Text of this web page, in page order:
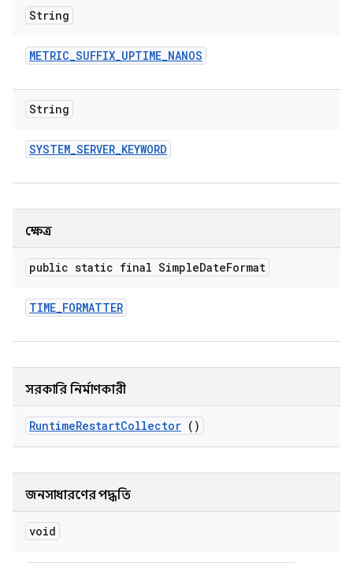
String
METRIC_SUFFIX_UPTIME_NANOS
String
SYSTEM_SERVER_KEYWORD
ক্ষেত্র
public static final SimpleDateFormat
TIME_FORMATTER
সরকারি নির্মাণকারী
RuntimeRestartCollector ()
জনসাধারণের পদ্ধতি
void